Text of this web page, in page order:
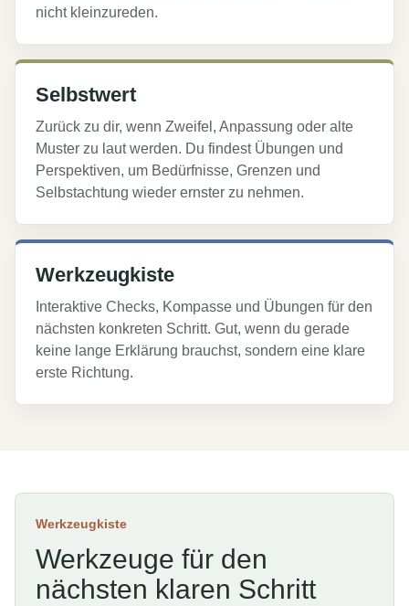
nicht kleinzureden.
Selbstwert
Zurück zu dir, wenn Zweifel, Anpassung oder alte
Muster zu laut werden. Du findest Übungen und
Perspektiven, um Bedürfnisse, Grenzen und
Selbstachtung wieder ernster zu nehmen.
Werkzeugkiste
Interaktive Checks, Kompasse und Übungen für den
nächsten konkreten Schritt. Gut, wenn du gerade
keine lange Erklärung brauchst, sondern eine klare
erste Richtung.
Werkzeugkiste
Werkzeuge für den
nächsten klaren Schritt